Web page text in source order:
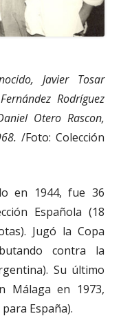
Javier Tosar
Rodríguez
Otero Rascon,
/Foto: Colección
en 1944, fue 36
Española (18
Jugó la Copa
contra la
Su último
Málaga en 1973,
España).